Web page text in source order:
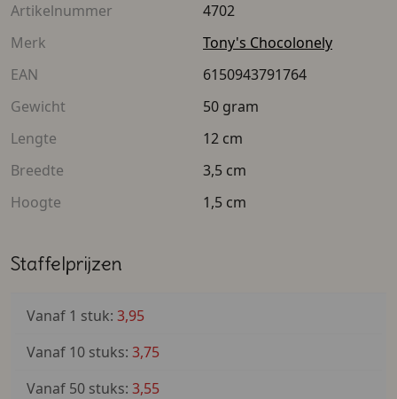
jaar bestaat is het leuk om alle werknemers te
trakteren met een persoonlijk en lekker cadeautje.
Bij de opening van je bedrijf: zorg meteen voor de
leuk bedankje.
Bij afscheid: neem je bijvoorbeeld afscheid van
trakteer ze met deze heerlijke en originele Tony's
Chocolonely reep.
Wanneer je deze repen besteld, krijg je de verschillende
verschillende smaken zijn; melk, melk noga, melk
Artikelnummer
4702
Merk
Tony's Chocolonely
EAN
6150943791764
Gewicht
50 gram
Lengte
12 cm
Breedte
3,5 cm
Hoogte
1,5 cm
Staffelprijzen
Vanaf 1 stuk: 3,95
Vanaf 10 stuks: 3,75
Vanaf 50 stuks: 3,55